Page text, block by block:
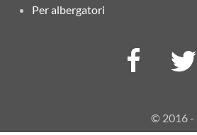
Per albergatori
© 2016 -